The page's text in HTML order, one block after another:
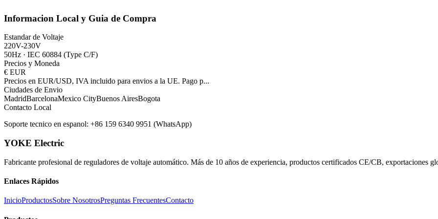
Informacion Local y Guia de Compra
Estandar de Voltaje
220V-230V
50Hz · IEC 60884 (Type C/F)
Precios y Moneda
€ EUR
Precios en EUR/USD, IVA incluido para envios a la UE. Pago p...
Ciudades de Envio
MadridBarcelonaMexico CityBuenos AiresBogota
Contacto Local
Soporte tecnico en espanol: +86 159 6340 9951 (WhatsApp)
YOKE Electric
Fabricante profesional de reguladores de voltaje automático. Más de 10 años de experiencia, productos certificados CE/CB, exportaciones
Enlaces Rápidos
InicioProductosSobre NosotrosPreguntas FrecuentesContacto